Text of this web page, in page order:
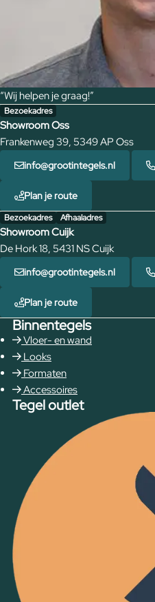
“Wij helpen je graag!”
Bezoekadres
Showroom Oss
Frankenweg 39, 5349 AP Oss
info@grootintegels.nl
Plan je route
Bezoekadres Afhaaladres
Showroom Cuijk
De Hork 18, 5431 NS Cuijk
info@grootintegels.nl
Plan je route
Binnentegels
Vloer- en wand
Looks
Formaten
Accessoires
Tegel outlet